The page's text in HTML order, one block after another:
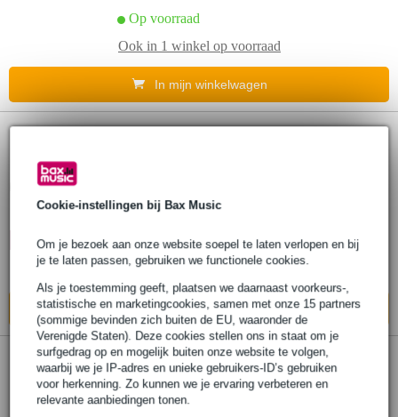
Cookie-instellingen bij Bax Music
Om je bezoek aan onze website soepel te laten verlopen en bij
je te laten passen, gebruiken we functionele cookies.
Als je toestemming geeft, plaatsen we daarnaast voorkeurs-,
statistische en marketingcookies, samen met onze 15 partners
(sommige bevinden zich buiten de EU, waaronder de
Verenigde Staten). Deze cookies stellen ons in staat om je
surfgedrag op en mogelijk buiten onze website te volgen,
waarbij we je IP-adres en unieke gebruikers-ID’s gebruiken
voor herkenning. Zo kunnen we je ervaring verbeteren en
relevante aanbiedingen tonen.
Op voorraad
Ook in 1 winkel op voorraad
In mijn winkelwagen
🔥HOT & NEW
€ 68,-
Op voorraad
Ook in1 winkelop voorraad
In mijn winkelwagen